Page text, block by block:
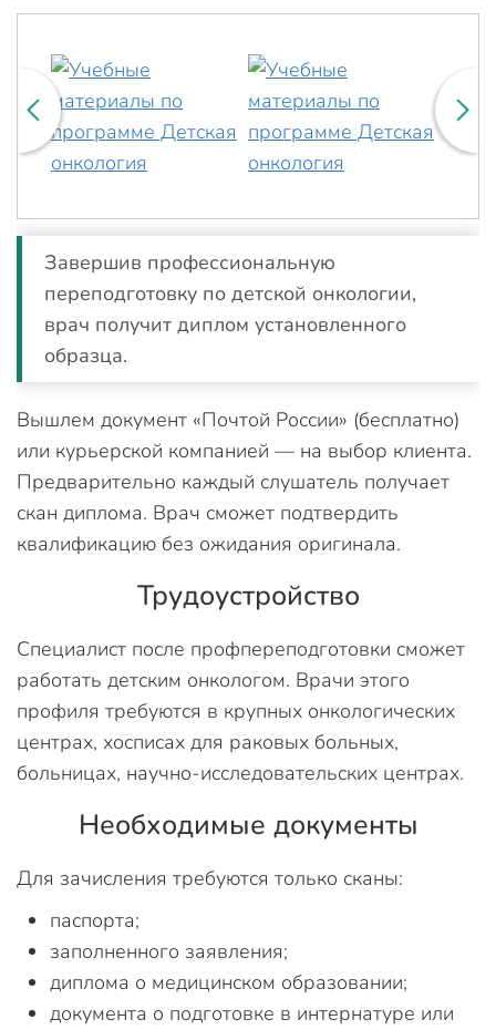
Завершив профессиональную
переподготовку по детской онкологии,
врач получит диплом установленного
образца.
Вышлем документ «Почтой России» (бесплатно)
или курьерской компанией — на выбор клиента.
Предварительно каждый слушатель получает
скан диплома. Врач сможет подтвердить
квалификацию без ожидания оригинала.
Трудоустройство
Специалист после профпереподготовки сможет
работать детским онкологом. Врачи этого
профиля требуются в крупных онкологических
центрах, хосписах для раковых больных,
больницах, научно-исследовательских центрах.
Необходимые документы
Для зачисления требуются только сканы:
паспорта;
заполненного заявления;
диплома о медицинском образовании;
документа о подготовке в интернатуре или